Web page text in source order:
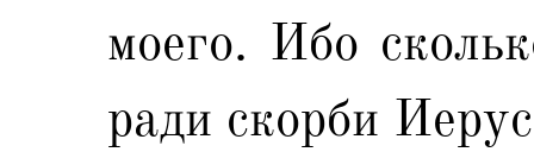
моего. Ибо
ради скорби